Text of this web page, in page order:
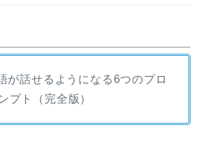
が話せるようになる6つのプロ
ンプト（完全版）